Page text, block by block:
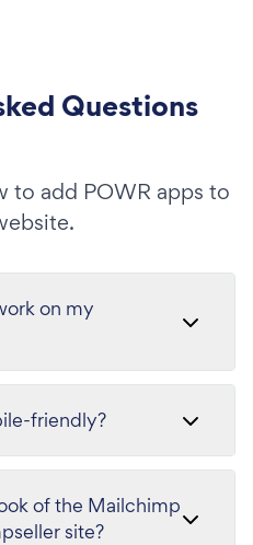
Questions
to add POWR apps to
on my
friendly?
of the Mailchimp
site?